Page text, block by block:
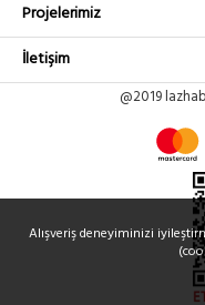
Projelerimiz
İletişim
@2019
Alışveriş deneyiminizi